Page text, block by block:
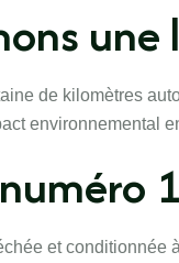
de kilomètres
environnemental
et